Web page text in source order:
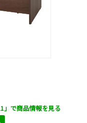
」で商品情報を見る